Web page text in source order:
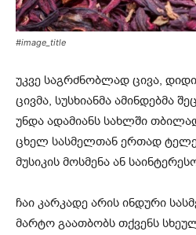
#image_title
უკვე საგრძნობლად ცივა,
ცივმა, სუსხიანმა ამინდებმა
უნდა ადამიანს სახლში
ცხელ სასმელთან ერთად
მუსიკის მოსმენა ან
ჩაი კარკადე არის ინდური
მარტო გაათბობს თქვენს